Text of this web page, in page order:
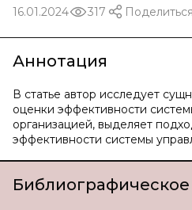
16.01.2024 317 Поделиться
Аннотация
В статье автор исследует
оценки эффективности
организацией, выделяет
эффективности системы